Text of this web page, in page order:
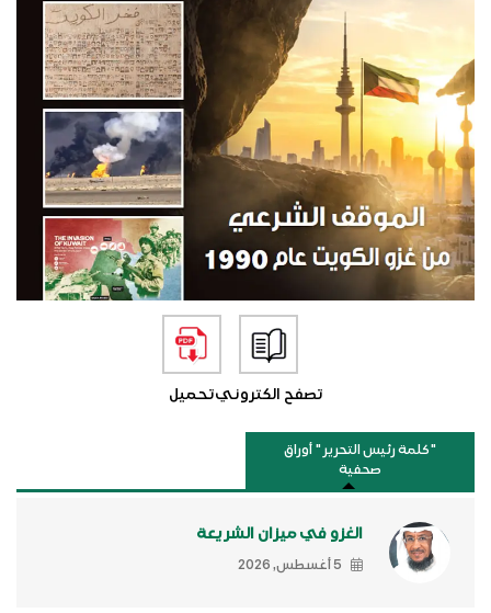
تصفح الكترونيتحميل
"كلمة رئيس التحرير " أوراق
صحفية
الغزو في ميزان الشريعة
5 أغسطس, 2026